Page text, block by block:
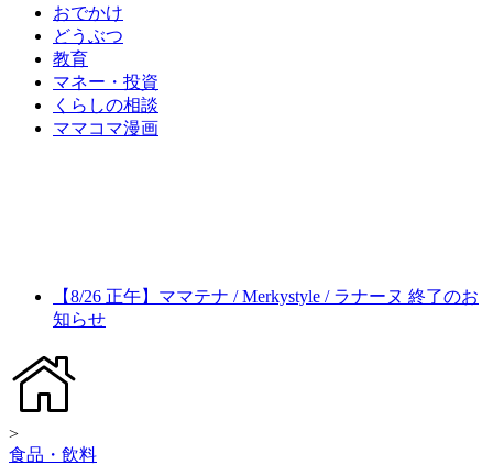
おでかけ
どうぶつ
教育
マネー・投資
くらしの相談
ママコマ漫画
【8/26 正午】ママテナ / Merkystyle / ラナーヌ 終了のお
知らせ
>
食品・飲料